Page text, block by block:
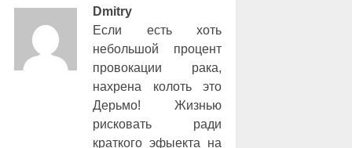
Dmitry
Если есть хоть
небольшой процент
провокации рака,
нахрена колоть это
Дерьмо! Жизнью
рисковать ради
краткого эфыекта на